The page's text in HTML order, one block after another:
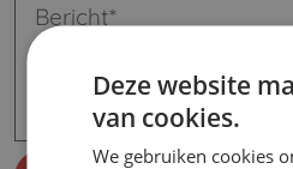
Deze website
van cookies.
We gebruiken cookies